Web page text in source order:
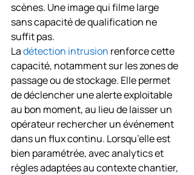
scènes. Une image qui filme large
sans capacité de qualification ne
suffit pas.
La détection intrusion renforce cette
capacité, notamment sur les zones de
passage ou de stockage. Elle permet
de déclencher une alerte exploitable
au bon moment, au lieu de laisser un
opérateur rechercher un événement
dans un flux continu. Lorsqu’elle est
bien paramétrée, avec analytics et
règles adaptées au contexte chantier,